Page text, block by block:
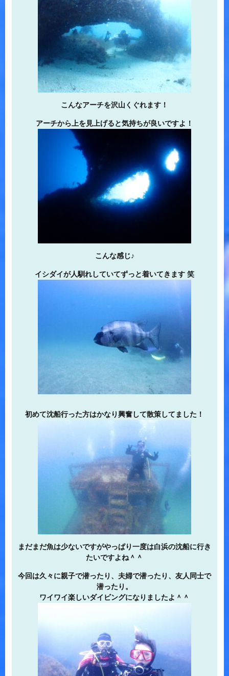
こんなアーチを沢山くぐれます！
アーチから上を見上げると気持ちが良いですよ！
こんな感じ♪
イシダイが人馴れしていてずっと着いてきます 笑
初めて沈船行った方はかなり興奮して散策してました！
まだまだ魚は少ないですがやっぱり一度は白浜の沈船に行き
たいですよね＾＾
今回は久々に親子で潜ったり、夫婦で潜ったり、友人同士で
潜ったり。
ワイワイ楽しいダイビングになりましたよ＾＾